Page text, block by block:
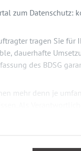
zum Datenschutz:
tragen Sie für
dauerhafte
des BDSG
mehr denn je